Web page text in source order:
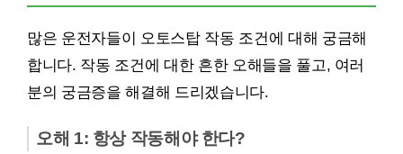
많은 운전자들이 오토스탑 작동 조건에 대해 궁금해
합니다. 작동 조건에 대한 흔한 오해들을 풀고, 여러
분의 궁금증을 해결해 드리겠습니다.
오해 1: 항상 작동해야 한다?